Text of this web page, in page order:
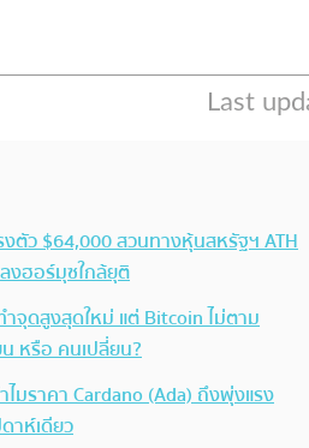
ตัว $64,000 สวนทางหุ้นสหรัฐฯ ATH
งฮอร์มุซใกล้ยุติ
ำจุดสูงสุดใหม่ แต่ Bitcoin ไม่ตาม
หรือ คนเปลี่ยน?
ไมราคา Cardano (Ada) ถึงพุ่งแรง
าห์เดียว